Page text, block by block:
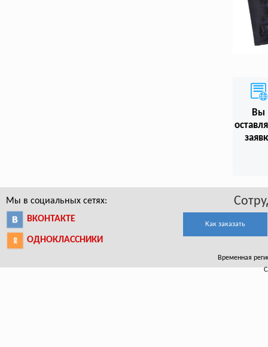
Вы
Мы в социальных сетях:
ВКОНТАКТЕ
ОДНОКЛАССНИКИ
Как заказать
Временная